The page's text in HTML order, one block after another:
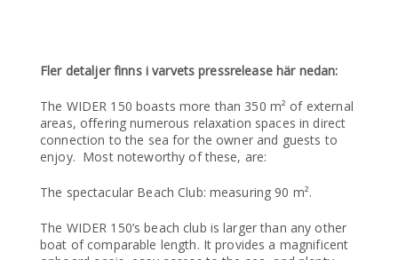
Fler detaljer finns i varvets pressrelease här nedan:
The WIDER 150 boasts more than 350 m² of external
areas, offering numerous relaxation spaces in direct
connection to the sea for the owner and guests to
enjoy. Most noteworthy of these, are:
The spectacular Beach Club: measuring 90 m².
The WIDER 150’s beach club is larger than any other
boat of comparable length. It provides a magnificent